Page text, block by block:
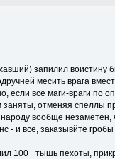
запилил
месить врага
если все маги-враги по
заняты, отменяя спеллы
вообще
и все, заказывйте гробы
100+ тышь пехоты,